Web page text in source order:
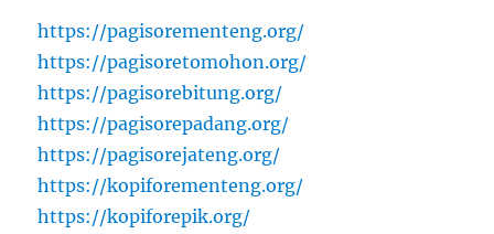
https://pagisorementeng.org/
https://pagisoretomohon.org/
https://pagisorebitung.org/
https://pagisorepadang.org/
https://pagisorejateng.org/
https://kopiforementeng.org/
https://kopiforepik.org/